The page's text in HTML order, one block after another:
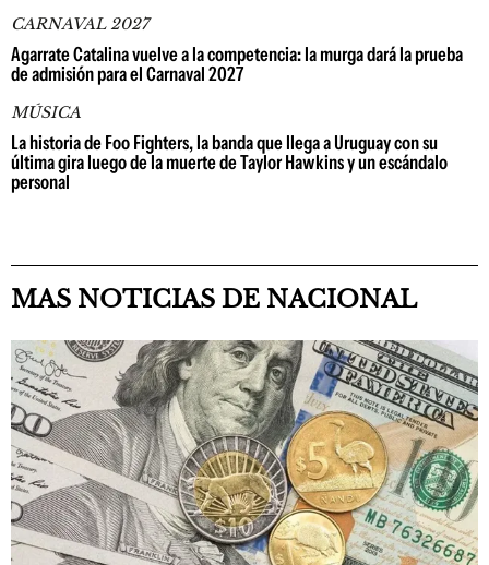
CARNAVAL 2027
Agarrate Catalina vuelve a la competencia: la murga dará la prueba
de admisión para el Carnaval 2027
MÚSICA
La historia de Foo Fighters, la banda que llega a Uruguay con su
última gira luego de la muerte de Taylor Hawkins y un escándalo
personal
MAS NOTICIAS DE NACIONAL